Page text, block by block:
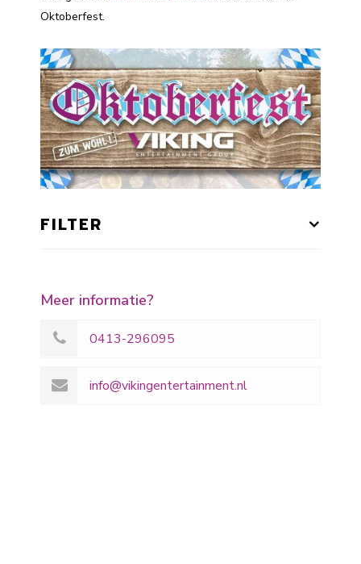
Oktoberfest.
FILTER
Meer informatie?
0413-296095
info@vikingentertainment.nl